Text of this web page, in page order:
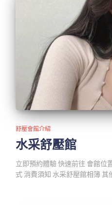
舒壓會館介紹
水采舒壓館
立即預約體驗 快速前往 會館位
式 消費須知 水采舒壓館相簿 其